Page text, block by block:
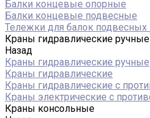
Балки концевые опорные
Балки концевые подвесные
Тележки для балок
Краны гидравлические ручные
Назад
Краны гидравлические ручные
Краны гидравлические
Краны гидравлические с
Краны электрические с
Краны консольные